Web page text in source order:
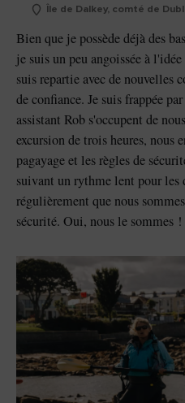
Île de Dalkey, comté de
Bien que je possède déjà des
je suis un peu angoissée à
suis repartie avec de nouvelles
de confiance. Je suis frappée
assistant Rob s'occupent de
excursion de trois heures, nous
pagayage et les règles de
suivant un rythme lent pour les
régulièrement que nous
sécurité. Oui, nous le sommes !